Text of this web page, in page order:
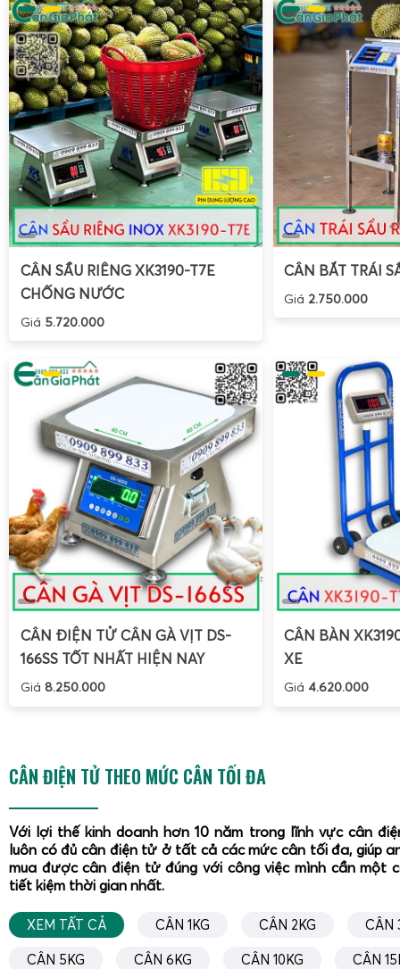
CÂN SẦU RIÊNG XK3190-T7E
CHỐNG NƯỚC
Giá 5.720.000
CÂN BẮT TRÁI
Giá 2.750.000
CÂN ĐIỆN TỬ CÂN GÀ VỊT DS-
166SS TỐT NHẤT HIỆN NAY
Giá 8.250.000
CÂN BÀN
XE
Giá 4.620.000
CÂN ĐIỆN TỬ THEO MỨC CÂN TỐI ĐA
Với lợi thế kinh doanh hơn 10 năm trong lĩnh vực cân
luôn có đủ cân điện tử ở tất cả các mức cân tối đa, giúp
mua được cân điện tử đúng với công việc mình cần một
tiết kiệm thời gian nhất.
XEM TẤT CẢ CÂN 1KG CÂN 2KG CÂN
CÂN 5KG CÂN 6KG CÂN 10KG CÂN